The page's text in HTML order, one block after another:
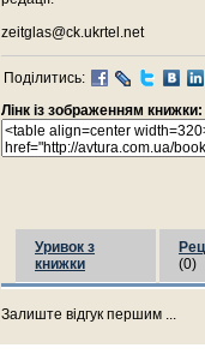
zeitglas@ck.ukrtel.net
Поділитись:
Лінк із зображенням книжки:
Уривок з
книжки
(0)
Залиште відгук першим ...